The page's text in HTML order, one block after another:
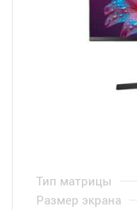
Тип матрицы
Размер экрана